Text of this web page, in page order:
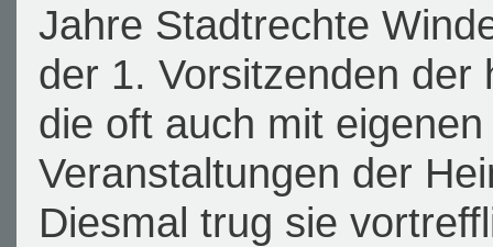
Jahre Stadtrechte
der 1. Vorsitzenden der
die oft auch mit
Veranstaltungen der
Diesmal trug sie